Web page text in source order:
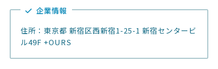
企業情報
住所：東京都 新宿区西新宿1-25-1 新宿センタービ
ル49F +OURS